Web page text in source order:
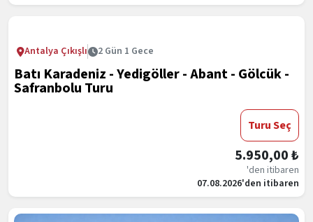
Antalya Çıkışlı 2 Gün 1 Gece
Batı Karadeniz - Yedigöller - Abant - Gölcük -
Safranbolu Turu
07.08.2026'den itibaren
5.950,00 ₺
'den itibaren
Turu Seç